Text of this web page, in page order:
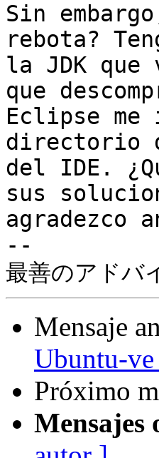
Sin
rebota?
la JDK
que
Eclipse me
directorio
del IDE.
sus
agradezco
--
Mensaje
Ubuntu-
Próximo
Mensajes